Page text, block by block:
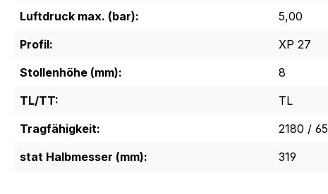
Luftdruck max. (bar):
5,00
Profil:
XP 27
Stollenhöhe (mm):
8
TL/TT:
TL
Tragfähigkeit:
2180 / 65
stat Halbmesser (mm):
319